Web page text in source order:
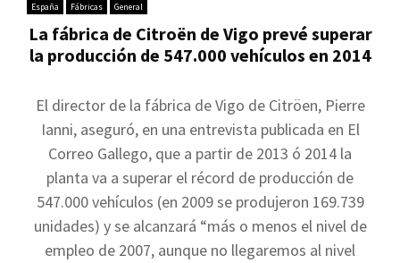
España Fábricas General
La fábrica de Citroën de Vigo prevé superar
la producción de 547.000 vehículos en 2014
El director de la fábrica de Vigo de Citröen, Pierre
Ianni, aseguró, en una entrevista publicada en El
Correo Gallego, que a partir de 2013 ó 2014 la
planta va a superar el récord de producción de
547.000 vehículos (en 2009 se produjeron 169.739
unidades) y se alcanzará “más o menos el nivel de
empleo de 2007, aunque no llegaremos al nivel